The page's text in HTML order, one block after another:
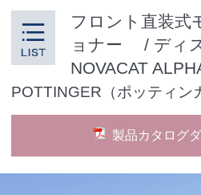
フロント直装式
ョナー / ディ
NOVACAT
POTTINGER（ポッティン
製品カタログ